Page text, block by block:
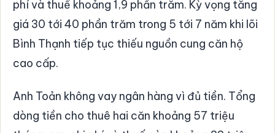
phí và thuế khoảng 1,9 phần trăm. Kỳ vọng tăng
giá 30 tới 40 phần trăm trong 5 tới 7 năm khi lõi
Bình Thạnh tiếp tục thiếu nguồn cung căn hộ
cao cấp.
Anh Toản không vay ngân hàng vì đủ tiền. Tổng
dòng tiền cho thuê hai căn khoảng 57 triệu